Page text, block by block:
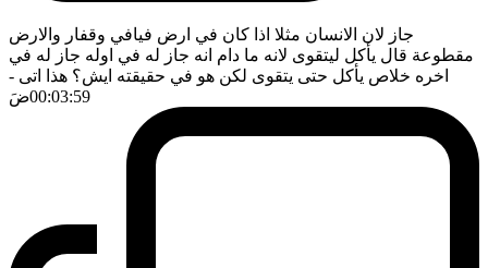
جاز لان الانسان مثلا اذا كان في ارض فيافي وقفار والارض
مقطوعة قال يأكل ليتقوى لانه ما دام انه جاز له في اوله جاز له في
اخره خلاص يأكل حتى يتقوى لكن هو في حقيقته ايش؟ هذا اتى -
00:03:59ضَ